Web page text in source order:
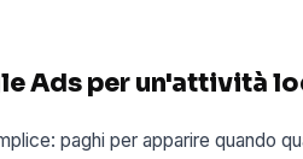
Ads per un'attività
paghi per apparire quando